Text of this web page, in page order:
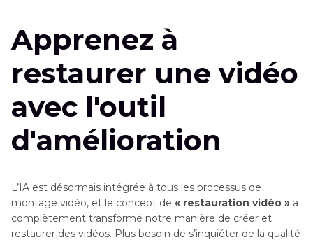
Apprenez à
restaurer une vidéo
avec l'outil
d'amélioration
L’IA est désormais intégrée à tous les processus de
montage vidéo, et le concept de « restauration vidéo » a
complètement transformé notre manière de créer et
restaurer des vidéos. Plus besoin de s’inquiéter de la qualité